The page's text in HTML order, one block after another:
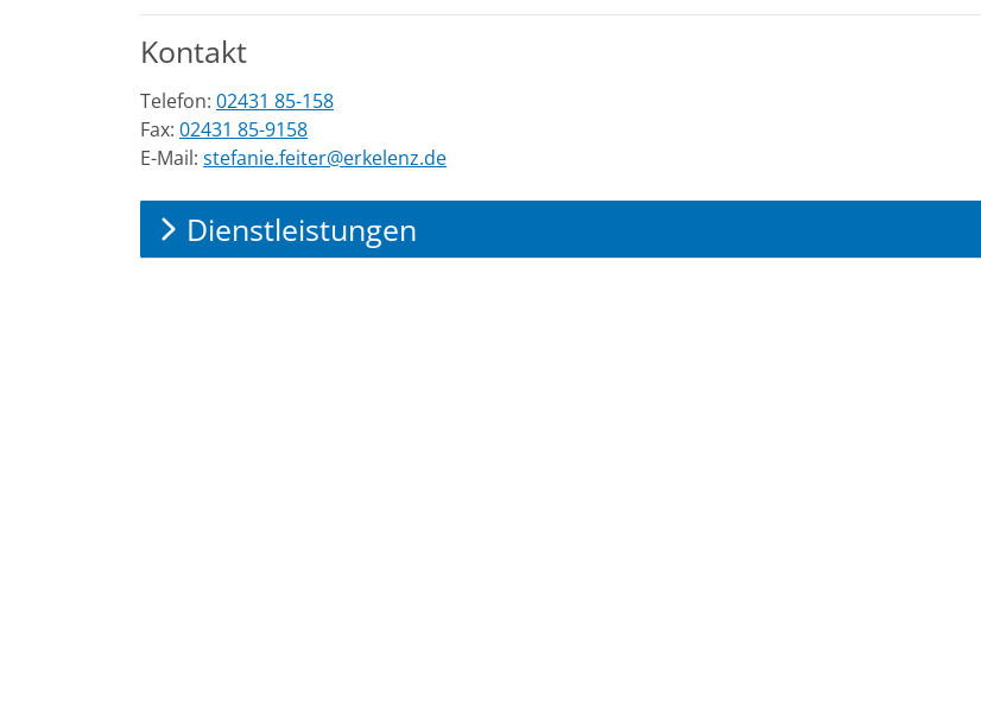
Kontakt
Telefon: 02431 85-158
Fax: 02431 85-9158
E-Mail: stefanie.feiter@erkelenz.de
Dienstleistungen